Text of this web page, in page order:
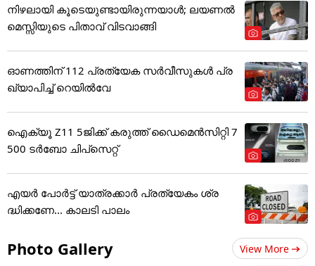
നിഴലായി കൂടെയുണ്ടായിരുന്നയാൾ; ലയണൽ
മെസ്സിയുടെ പിതാവ് വിടവാങ്ങി
ഓണത്തിന് 112 പ്രത്യേക സർവീസുകൾ പ്ര
ഖ്യാപിച്ച് റെയിൽവേ
ഐക്യൂ Z11 5ജിക്ക് കരുത്ത് ഡൈമെൻസിറ്റി 7
500 ടർബോ ചിപ്‌സെറ്റ്
എയർ പോർട്ട് യാത്രക്കാർ പ്രത്യേകം ശ്ര
ദ്ധിക്കണേ... കാലടി പാലം
Photo Gallery View More